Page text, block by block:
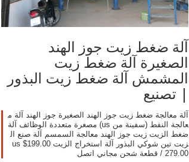
آلة ضغط زيت جوز الهند
الصغيرة آلة ضغط زيت
المشمش آلة ضغط زيت البذور
| تصنيع
آلة معالجة ضغط زيت جوز الهند الصغيرة جوز الهند آلة م
عالجة النفط (سفينة من us) مصغرة متعددة الوظائف آلة
ضغط الزيت زيت جوز الهند معالجة السمسم آلة صنع ال
زيت تين شوكي البذور آلة استخراج الزيت us $199.00
279.00 / قطعة شحن مجاني اتصل